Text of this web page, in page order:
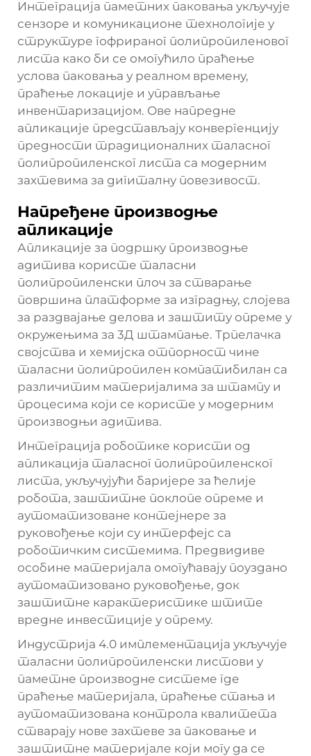
Интеграција паметних паковања укључује
сензоре и комуникационе технологије у
структуре гофрираног полипропиленовог
листа како би се омогућило праћење
услова паковања у реалном времену,
праћење локације и управљање
инвентаризацијом. Ове напредне
апликације представљају конвергенцију
предности традиционалних таласног
полипропиленског листа са модерним
захтевима за дигиталну повезивост.
Напређене производње
апликације
Апликације за подршку производње
адитива користе таласни
полипропиленски плоч за стварање
површина платформе за изградњу, слојева
за раздвајање делова и заштиту опреме у
окружењима за 3Д штампање. Трпелачка
својства и хемијска отпорност чине
таласни полипропилен компатибилан са
различитим материјалима за штампу и
процесима који се користе у модерним
производњи адитива.
Интеграција роботике користи од
апликација таласног полипропиленског
листа, укључујући баријере за ћелије
робота, заштитне поклопе опреме и
аутоматизоване контејнере за
руковођење који су интерфејс са
роботичким системима. Предвидиве
особине материјала омогућавају поуздано
аутоматизовано руковођење, док
заштитне карактеристике штите
вредне инвестиције у опрему.
Индустрија 4.0 имплементација укључује
таласни полипропиленски листови у
паметне производне системе где
праћење материјала, праћење стања и
аутоматизована контрола квалитета
стварају нове захтеве за паковање и
заштитне материјале који могу да се